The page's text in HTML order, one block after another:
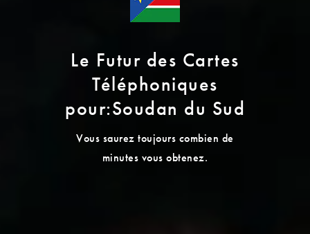
Le Futur des Cartes
Téléphoniques
pour:Soudan du Sud
Vous saurez toujours combien de
minutes vous obtenez.